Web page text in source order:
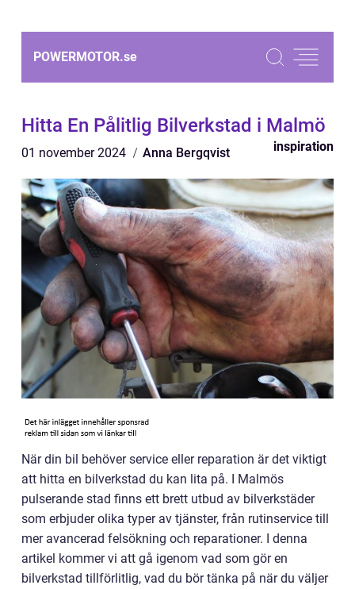
POWERMOTOR.se
Hitta En Pålitlig Bilverkstad i Malmö
01 november 2024 Anna Bergqvist inspiration
När din bil behöver service eller reparation är det viktigt
att hitta en bilverkstad du kan lita på. I Malmös
pulserande stad finns ett brett utbud av bilverkstäder
som erbjuder olika typer av tjänster, från rutinservice till
mer avancerad felsökning och reparationer. I denna
artikel kommer vi att gå igenom vad som gör en
bilverkstad tillförlitlig, vad du bör tänka på när du väljer